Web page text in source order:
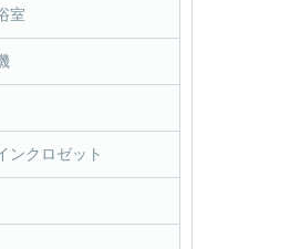
室
ンクロゼット